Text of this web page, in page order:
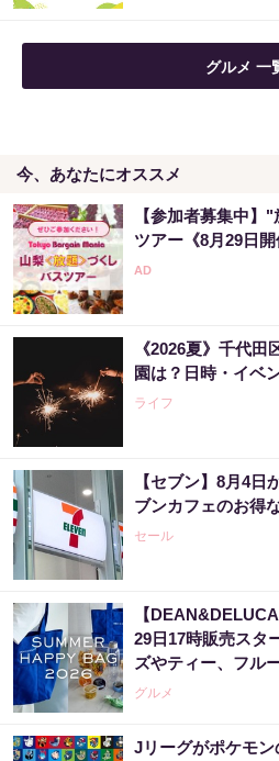
グルメ 一
今、あなたにオススメ
【参加者募集中】
ツアー《8月29日開
《2026夏》千代
園は？日時・イベ
ライフ
【セブン】8月4日
ブンカフェのお得
セール
【
29日17時販売スタ
ズやティー、フル
グルメ
Jリーグがポケモ